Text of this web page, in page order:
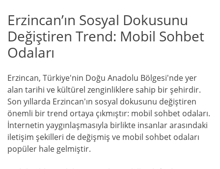
Erzincan’ın Sosyal Dokusunu
Değiştiren Trend: Mobil Sohbet
Odaları
Erzincan, Türkiye'nin Doğu Anadolu Bölgesi'nde yer
alan tarihi ve kültürel zenginliklere sahip bir şehirdir.
Son yıllarda Erzincan'ın sosyal dokusunu değiştiren
önemli bir trend ortaya çıkmıştır: mobil sohbet odaları.
İnternetin yaygınlaşmasıyla birlikte insanlar arasındaki
iletişim şekilleri de değişmiş ve mobil sohbet odaları
popüler hale gelmiştir.